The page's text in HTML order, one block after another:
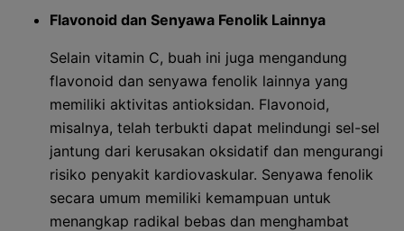
Flavonoid dan Senyawa Fenolik Lainnya
Selain vitamin C, buah ini juga mengandung
flavonoid dan senyawa fenolik lainnya yang
memiliki aktivitas antioksidan. Flavonoid,
misalnya, telah terbukti dapat melindungi sel-sel
jantung dari kerusakan oksidatif dan mengurangi
risiko penyakit kardiovaskular. Senyawa fenolik
secara umum memiliki kemampuan untuk
menangkap radikal bebas dan menghambat